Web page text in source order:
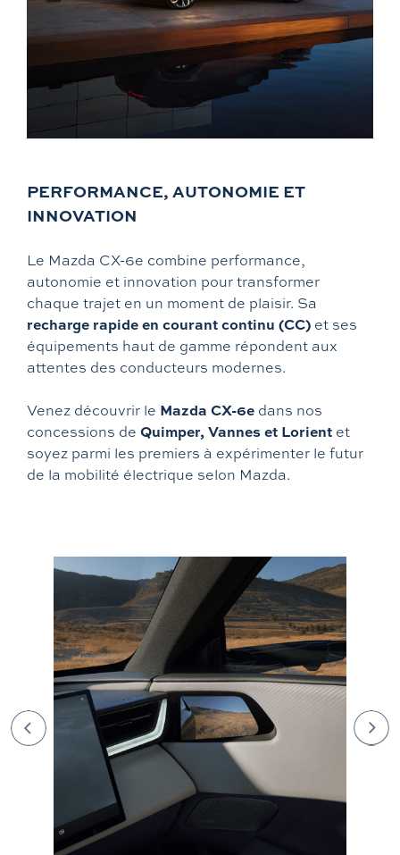
PERFORMANCE, AUTONOMIE ET
INNOVATION
Le Mazda CX-6e combine performance,
autonomie et innovation pour transformer
chaque trajet en un moment de plaisir. Sa
recharge rapide en courant continu (CC) et ses
équipements haut de gamme répondent aux
attentes des conducteurs modernes.
Venez découvrir le Mazda CX-6e dans nos
concessions de Quimper, Vannes et Lorient et
soyez parmi les premiers à expérimenter le futur
de la mobilité électrique selon Mazda.